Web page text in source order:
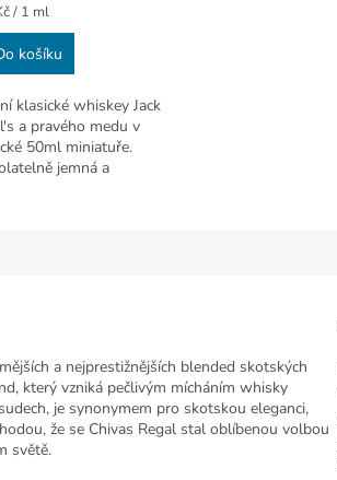
/ 1 ml
košíku
klasické whiskey Jack
a pravého medu v
50ml miniatuře.
jemná a
a nejprestižnějších blended skotských
který vzniká pečlivým mícháním whisky
je synonymem pro skotskou eleganci,
že se Chivas Regal stal oblíbenou volbou
světě.